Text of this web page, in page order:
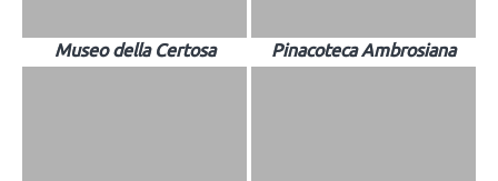
Museo della Certosa Pinacoteca Ambrosiana